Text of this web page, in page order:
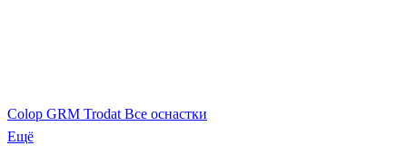
Colop GRM Trodat Все оснастки
Ещё